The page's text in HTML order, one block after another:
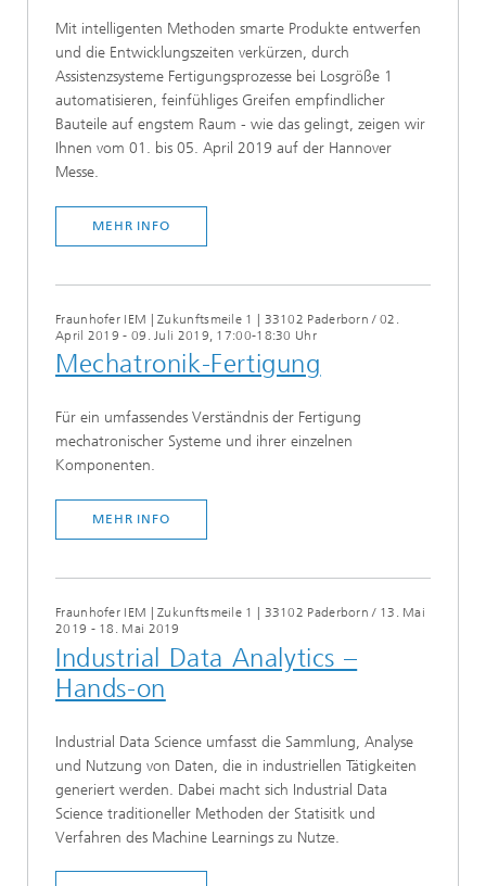
Mit intelligenten Methoden smarte Produkte entwerfen
und die Entwicklungszeiten verkürzen, durch
Assistenzsysteme Fertigungsprozesse bei Losgröße 1
automatisieren, feinfühliges Greifen empfindlicher
Bauteile auf engstem Raum - wie das gelingt, zeigen wir
Ihnen vom 01. bis 05. April 2019 auf der Hannover
Messe.
MEHR INFO
Fraunhofer IEM | Zukunftsmeile 1 | 33102 Paderborn / 02.
April 2019 - 09. Juli 2019, 17:00-18:30 Uhr
Mechatronik-Fertigung
Für ein umfassendes Verständnis der Fertigung
mechatronischer Systeme und ihrer einzelnen
Komponenten.
MEHR INFO
Fraunhofer IEM | Zukunftsmeile 1 | 33102 Paderborn / 13. Mai
2019 - 18. Mai 2019
Industrial Data Analytics –
Hands-on
Industrial Data Science umfasst die Sammlung, Analyse
und Nutzung von Daten, die in industriellen Tätigkeiten
generiert werden. Dabei macht sich Industrial Data
Science traditioneller Methoden der Statisitk und
Verfahren des Machine Learnings zu Nutze.